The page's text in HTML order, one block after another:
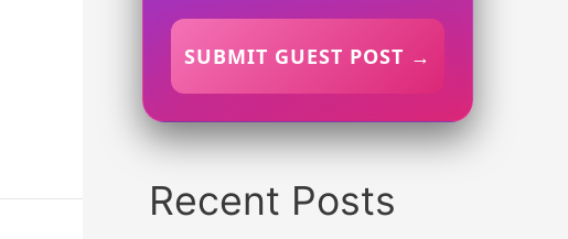
SUBMIT GUEST POST →
Recent Posts